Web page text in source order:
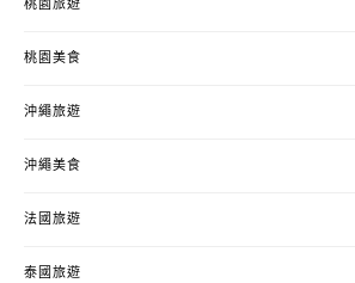
桃園旅遊
桃園美食
沖繩旅遊
沖繩美食
法國旅遊
泰國旅遊